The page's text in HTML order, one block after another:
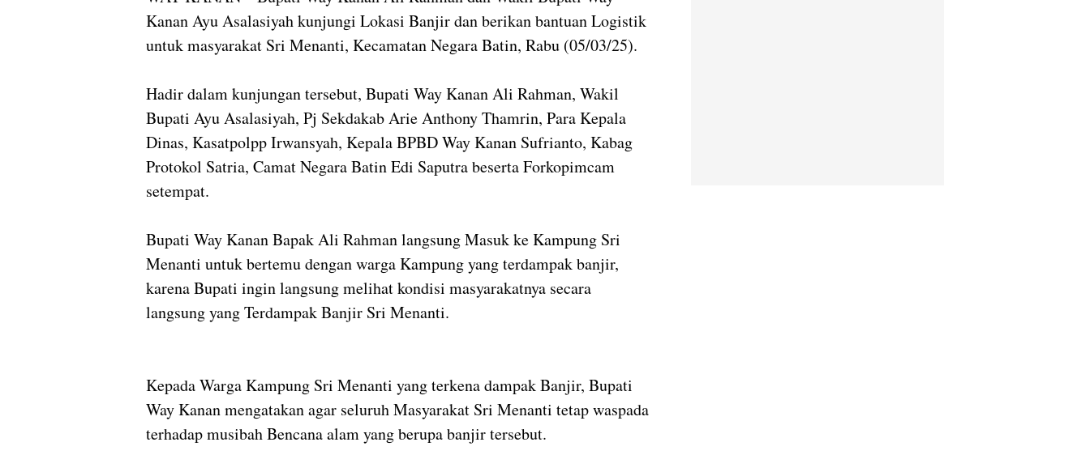
Kanan Ayu Asalasiyah kunjungi Lokasi Banjir dan berikan bantuan Logistik
untuk masyarakat Sri Menanti, Kecamatan Negara Batin, Rabu (05/03/25).
Hadir dalam kunjungan tersebut, Bupati Way Kanan Ali Rahman, Wakil
Bupati Ayu Asalasiyah, Pj Sekdakab Arie Anthony Thamrin, Para Kepala
Dinas, Kasatpolpp Irwansyah, Kepala BPBD Way Kanan Sufrianto, Kabag
Protokol Satria, Camat Negara Batin Edi Saputra beserta Forkopimcam
setempat.
Bupati Way Kanan Bapak Ali Rahman langsung Masuk ke Kampung Sri
Menanti untuk bertemu dengan warga Kampung yang terdampak banjir,
karena Bupati ingin langsung melihat kondisi masyarakatnya secara
langsung yang Terdampak Banjir Sri Menanti.
Kepada Warga Kampung Sri Menanti yang terkena dampak Banjir, Bupati
Way Kanan mengatakan agar seluruh Masyarakat Sri Menanti tetap waspada
terhadap musibah Bencana alam yang berupa banjir tersebut.